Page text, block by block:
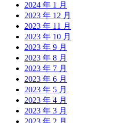
2024 年 1 月
2023 年 12 月
2023 年 11 月
2023 年 10 月
2023 年 9 月
2023 年 8 月
2023 年 7 月
2023 年 6 月
2023 年 5 月
2023 年 4 月
2023 年 3 月